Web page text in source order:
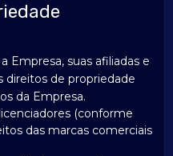
Empresa, suas afiliadas e
direitos de propriedade
da Empresa.
(conforme
das marcas comerciais